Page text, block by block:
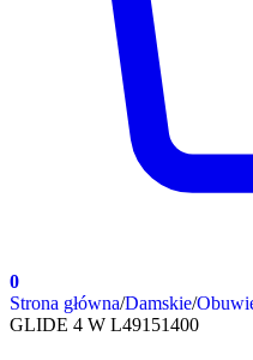
0
Strona główna/Damskie/
GLIDE 4 W L49151400